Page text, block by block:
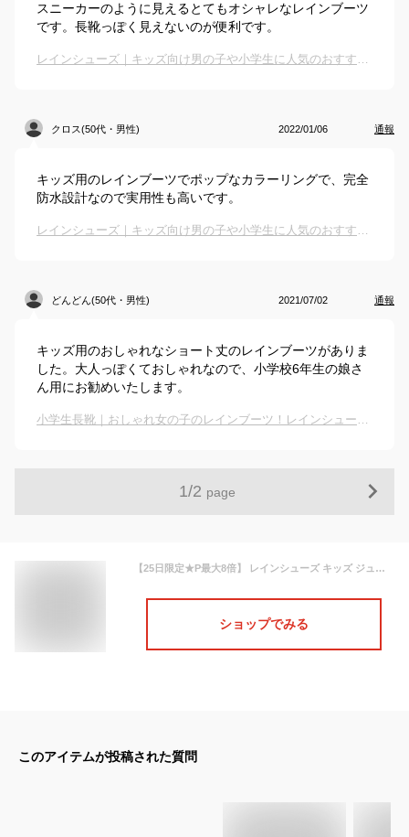
スニーカーのように見えるとてもオシャレなレインブーツ
です。長靴っぽく見えないのが便利です。
レインシューズ｜キッズ向け男の子や小学生に人気のおすすめは？
クロス(50代・男性) 2022/01/06 通報
キッズ用のレインブーツでポップなカラーリングで、完全
防水設計なので実用性も高いです。
レインシューズ｜キッズ向け男の子や小学生に人気のおすすめは？
どんどん(50代・男性) 2021/07/02 通報
キッズ用のおしゃれなショート丈のレインブーツがありま
した。大人っぽくておしゃれなので、小学校6年生の娘さ
ん用にお勧めいたします。
小学生長靴｜おしゃれ女の子のレインブーツ！レインシューズや長靴に見えない長靴のおすすめは？
1/2 page
【25日限定★P最大8倍】 レインシューズ キッズ ジュニア 子供 完全防水 長靴 雨靴 女の子 男の子 ガールズ ボーイズ 靴 シンプル 雨の日 通学 通園 下駄箱 おでかけ 黒 青 ブラック レッド ブルー ショート スニーカー レインブーツ BEAR CREEK KIDS BCK030 ベアクリーク
ショップでみる
このアイテムが投稿された質問